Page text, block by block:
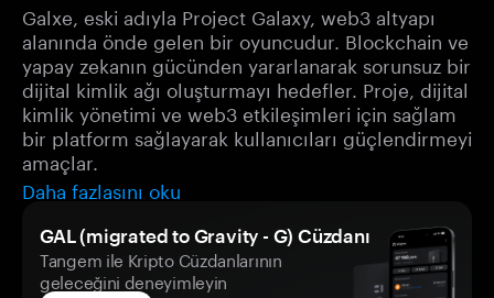
Galxe, eski adıyla Project Galaxy, web3 altyapı
alanında önde gelen bir oyuncudur. Blockchain ve
yapay zekanın gücünden yararlanarak sorunsuz bir
dijital kimlik ağı oluşturmayı hedefler. Proje, dijital
kimlik yönetimi ve web3 etkileşimleri için sağlam
bir platform sağlayarak kullanıcıları güçlendirmeyi
amaçlar.
Daha fazlasını oku
GAL (migrated to Gravity - G) Cüzdanı
Tangem ile Kripto Cüzdanlarının
geleceğini deneyimleyin